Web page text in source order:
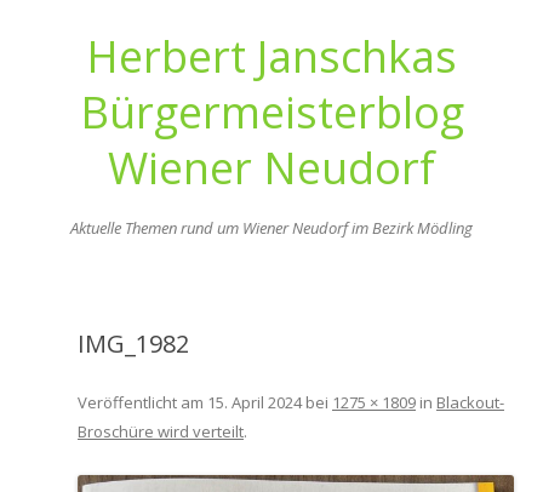
Herbert Janschkas
Bürgermeisterblog
Wiener Neudorf
Aktuelle Themen rund um Wiener Neudorf im Bezirk Mödling
IMG_1982
Veröffentlicht am 15. April 2024bei 1275 × 1809 in Blackout-
Broschüre wird verteilt.